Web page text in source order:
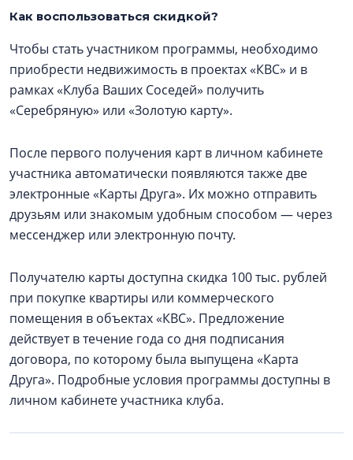
Как воспользоваться скидкой?
Чтобы стать участником программы, необходимо
приобрести недвижимость в проектах «КВС» и в
рамках «Клуба Ваших Соседей» получить
«Серебряную» или «Золотую карту».
После первого получения карт в личном кабинете
участника автоматически появляются также две
электронные «Карты Друга». Их можно отправить
друзьям или знакомым удобным способом — через
мессенджер или электронную почту.
Получателю карты доступна скидка 100 тыс. рублей
при покупке квартиры или коммерческого
помещения в объектах «КВС». Предложение
действует в течение года со дня подписания
договора, по которому была выпущена «Карта
Друга». Подробные условия программы доступны в
личном кабинете участника клуба.